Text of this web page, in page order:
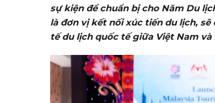
sự kiện để chuẩn bị cho Năm Du
là đơn vị kết nối xúc tiến du lịch,
tế du lịch quốc tế giữa Việt Nam và